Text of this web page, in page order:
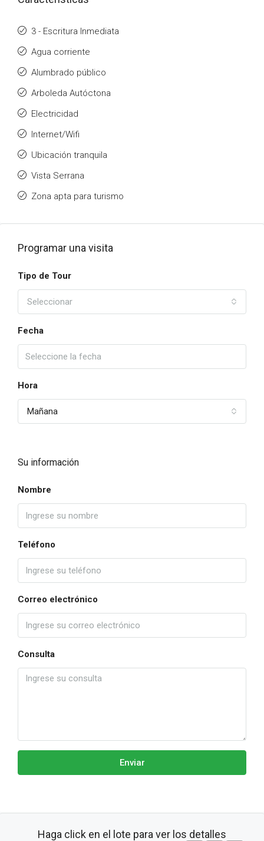
3 - Escritura Inmediata
Agua corriente
Alumbrado público
Arboleda Autóctona
Electricidad
Internet/Wifi
Ubicación tranquila
Vista Serrana
Zona apta para turismo
Programar una visita
Tipo de Tour
Seleccionar
Fecha
Hora
Mañana
Su información
Nombre
Teléfono
Correo electrónico
Consulta
Enviar
Haga click en el lote para ver los detalles